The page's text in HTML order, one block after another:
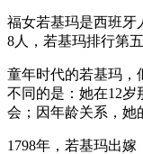
福女若基玛是西班牙
8人，若基玛排行第五
童年时代的若基玛，
不同的是：她在12岁
会；因年龄关系，她
1798年，若基玛出